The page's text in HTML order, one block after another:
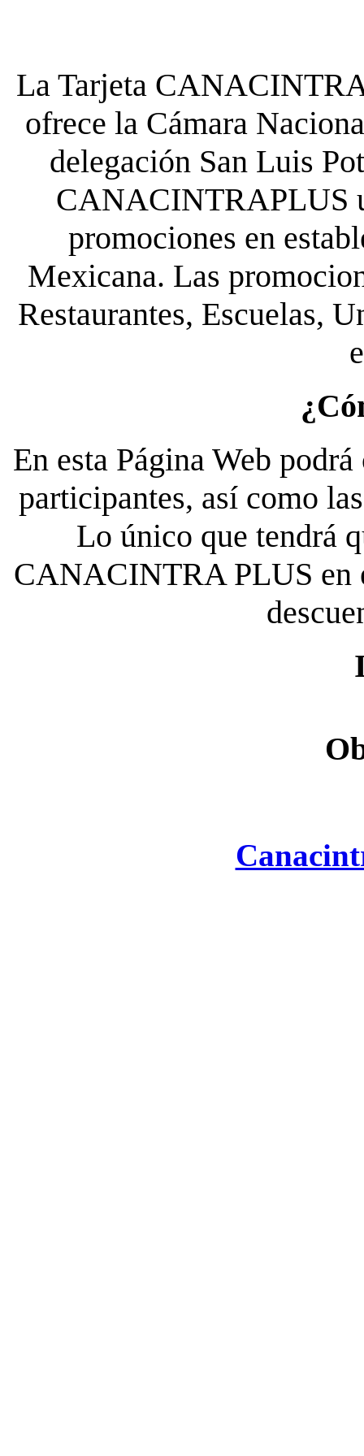
La Tarjeta
ofrece la Cámara
delegación San Luis
CANACINTRAPLUS
promociones en
Mexicana. Las
Restaurantes, Escuelas,
En esta Página Web
participantes, así como
Lo único que tendrá
CANACINTRA PLUS en